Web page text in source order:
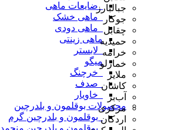
_ضایعات ماهی
_ماهی خشک
_ماهی دودی
ماهی زینتی
_لابستر
میگو
_خرچنگ
_صدف
_خاویار
محصولات بوقلمون و بلدرچین
_بوقلمون و بلدرچین گرم
جبالبارز
جوکار
چقابل
حمیدیه
خرامه
خمارلو
ملایر
کاشان
آب‌بر
مرکزی
اردکان